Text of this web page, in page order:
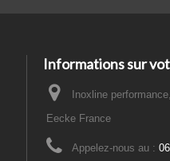
Informations sur
Inoxline
Eecke France
Appelez-nous au :